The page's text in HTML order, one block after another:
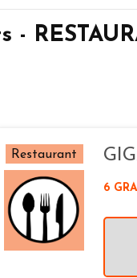
-
Restaurant
6